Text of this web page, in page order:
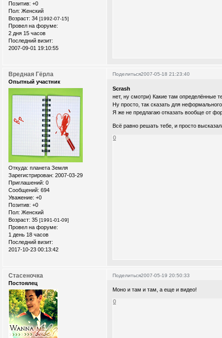
Позитив: +0
Пол: Женский
Возраст: 34 [1992-07-15]
Провел на форуме:
2 дня 15 часов
Последний визит:
2007-09-01 19:10:55
Поделиться2007-05-18 21:23:40
Вредная Гёрла
Опытный участник
Откуда: планета Земля
Зарегистрирован: 2007-03-29
Приглашений: 0
Сообщений: 694
Уважение: +0
Позитив: +0
Пол: Женский
Возраст: 35 [1991-01-09]
Провел на форуме:
1 день 18 часов
Последний визит:
2017-10-23 00:13:42
Scrash
нет, ну смотри) Какие там определённые
Ну просто, так сказать для
Я же не предлагаю отказать вообще от
Всё равно решать тебе, и просто
0
Поделиться2007-05-19 20:50:33
Стасеночка
Постоялец
Моно и там и там, а еще и видео!
0